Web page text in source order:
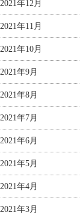
2021年12月
2021年11月
2021年10月
2021年9月
2021年8月
2021年7月
2021年6月
2021年5月
2021年4月
2021年3月